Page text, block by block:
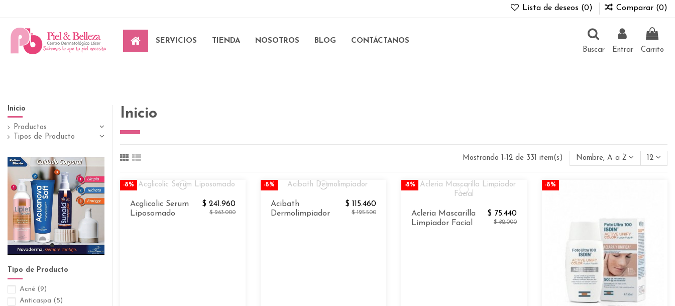
Lista de deseos (0) Comparar (0)
SERVICIOS TIENDA NOSOTROS BLOG
CONTÁCTANOS
Buscar
Entrar Carrito
Inicio
Mostrando 1-12 de 331 item(s) Nombre, A a Z 12
-8%
Acglicolic Serum
Liposomado
$ 241.960
$ 263.000
-8%
Acibath
Dermolimpiador
$ 115.460
$ 125.500
-8%
Acleria Mascarilla
Limpiador Facial
$ 75.440
$ 82.000
-8%
Inicio
Productos
Tipos de Producto
Tipo de Producto
Acné (9)
Anticaspa (5)